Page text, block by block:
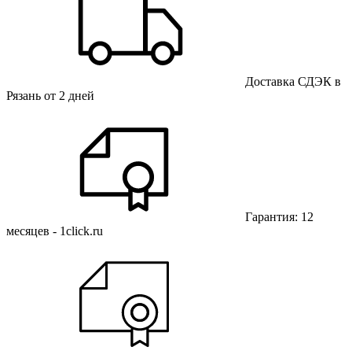
Доставка СДЭК в
Рязань от 2 дней
Гарантия: 12
месяцев - 1click.ru